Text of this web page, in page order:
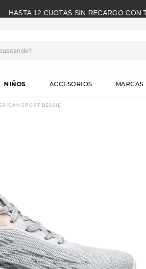
HASTA 12 CUOTAS SIN RECARGO CON
NIÑOS ACCESORIOS MARCAS
SPORT BESSIE